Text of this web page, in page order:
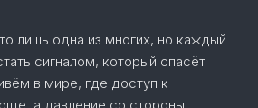
лишь одна из многих, но каждый
сигналом, который спасёт
в мире, где доступ к